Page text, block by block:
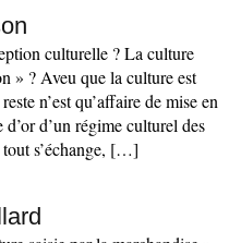
culturelle ? La culture
» ? Aveu que la culture est
n’est qu’affaire de mise en
d’un régime culturel des
tout s’échange, […]